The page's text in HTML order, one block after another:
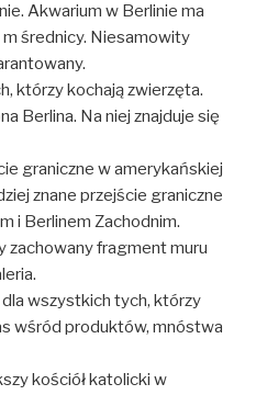
Akwarium w Berlinie ma
średnicy. Niesamowity
którzy kochają zwierzęta.
Berlina. Na niej znajduje się
graniczne w amerykańskiej
znane przejście graniczne
i Berlinem Zachodnim.
zachowany fragment muru
wszystkich tych, którzy
wśród produktów, mnóstwa
kościół katolicki w